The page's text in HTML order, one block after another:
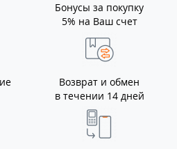
Бонусы за покупку
5% на Ваш счет
Возврат и обмен
в течении 14 дней